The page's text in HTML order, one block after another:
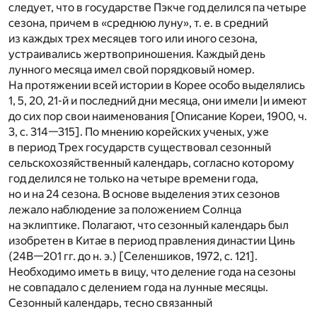
следует, что в государстве Пэкче год делился па четыре
сезона, причем в «среднюю луну», т. е. в средний
из каждых трех месяцев того или иного сезона,
устраивались жертвоприношения. Каждый день
лунного месяца имел свой порядковый номер.
На протяжении всей истории в Корее особо выделялись
1, 5, 20, 21-й и последний дни месяца, они имели |и имеют
до сих пор свои наименования [Описание Кореи, 1900, ч.
3, с. 314—315]. По мнению корейских ученых, уже
в период Трех государств существовал сезонный
сельскохозяйственный календарь, согласно которому
год делился не только на четыре времени года,
но и на 24 сезона. В основе выделения этих сезонов
лежало наблюдение за положением Солнца
на эклиптике. Полагают, что сезонный календарь был
изобретен в Китае в период правления династии Цинь
(24В—201 гг. до н. э.) [Селеншиков, 1972, с. 121].
Необходимо иметь в вицу, что деление года на сезоны
не совпадало с делением года на лунные месяцы.
Сезонный календарь, тесно связанный